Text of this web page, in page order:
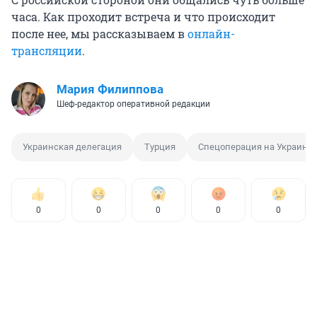
часа. Как проходит встреча и что происходит
после нее, мы рассказываем вонлайн-
трансляции.
Мария Филиппова
Шеф-редактор оперативной редакции
Украинская делегация Турция Спецоперация на Украине
0 0 0 0 0